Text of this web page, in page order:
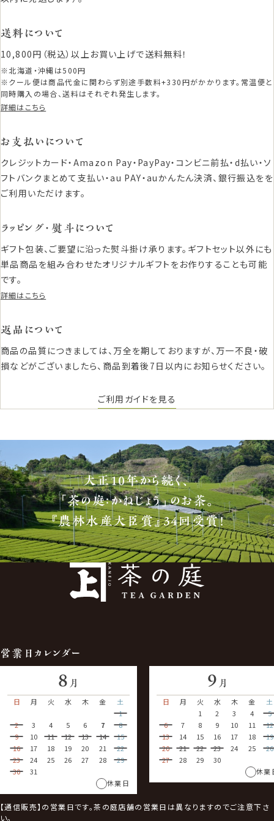
送料について
10,800円（税込）以上お買い上げで送料無料！
※北海道・沖縄は500円
※クール便は商品代金に関わらず別途手数料+330円がかかります。常温便と
同時購入の場合、送料はそれぞれ発生します。
詳細はこちら
お支払いについて
クレジットカード・Amazon Pay・PayPay・コンビニ前払・d払い・ソ
フトバンクまとめて支払い・au PAY・auかんたん決済、銀行振込をを
ご利用いただけます。
ラッピング・熨斗について
ギフト包装、ご要望に沿った熨斗掛け承ります。ギフトセット以外にも
単品商品を組み合わせたオリジナルギフトをお作りすることも可能
です。
詳細はこちら
返品について
商品の品質につきましては、万全を期しておりますが、万一不良・破
損などがございましたら、商品到着後7日以内にお知らせください。
ご利用ガイドを見る
大正10年から続く、
「茶の庭：かねじょう」のお茶。
『農林水産大臣賞』34回受賞！
営業日カレンダー
8 月
日
月 火 水 木 金
土
1
2
3 4 5 6 7
8
9
10 11 12 13 14
15
16
17 18 19 20 21
22
23
24 25 26 27 28
29
30
31
休業日
9 月
日
月 火 水 木 金
土
1
2 3 4
5
6
7 8 9 10 11
12
13
14 15 16 17 18
19
20
21 22 23 24 25
26
27
28 29
30
休業
【通信販売】の営業日です。茶の庭店舗の営業日は異なりますのでご注意下さ
い。